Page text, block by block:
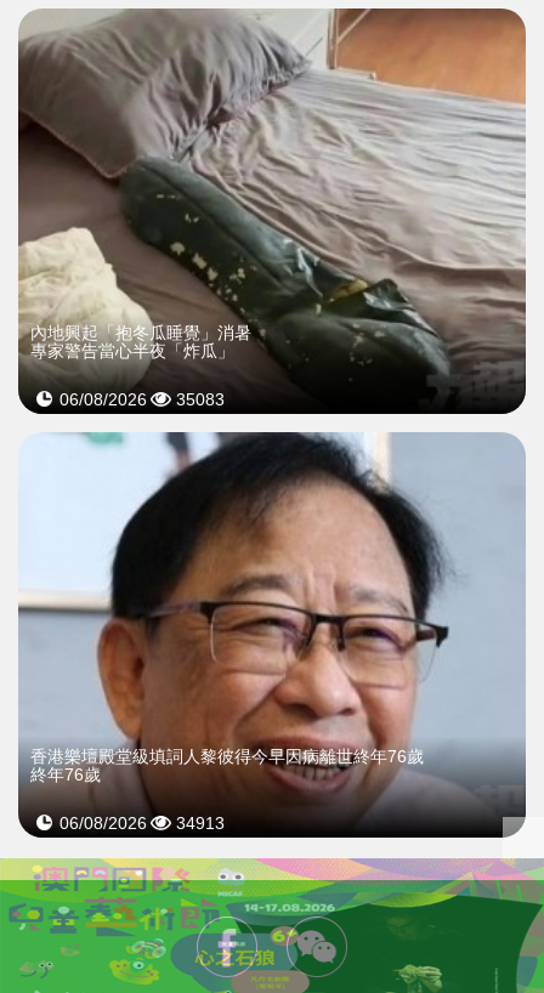
內地興起「抱冬瓜睡覺」消暑
專家警告當心半夜「炸瓜」
06/08/2026 35083
​香港樂壇殿堂級填詞人黎彼得今早因病離世終年76歲
終年76歲
06/08/2026 34913